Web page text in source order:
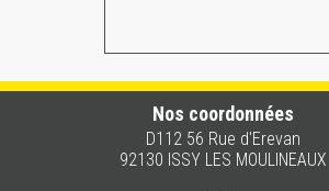
Nos coordonnées
D112 56 Rue d'Erevan
92130 ISSY LES MOULINEAUX